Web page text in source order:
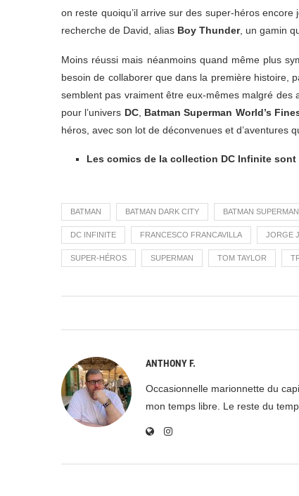
on reste quoiqu’il arrive sur des super-héros encore
recherche de David, alias Boy Thunder, un gamin
Moins réussi mais néanmoins quand même plus
besoin de collaborer que dans la première histoire,
semblent pas vraiment être eux-mêmes malgré des
pour l’univers DC, Batman Superman World’s
héros, avec son lot de déconvenues et d’aventures
Les comics de la collection DC Infinite
BATMAN BATMAN DARK CITY BATMAN
DC INFINITE FRANCESCO FRANCAVILLA JORGE
SUPER-HÉROS SUPERMAN TOM TAYLOR
ANTHONY F.
Occasionnelle marionnette du
mon temps libre. Le reste du